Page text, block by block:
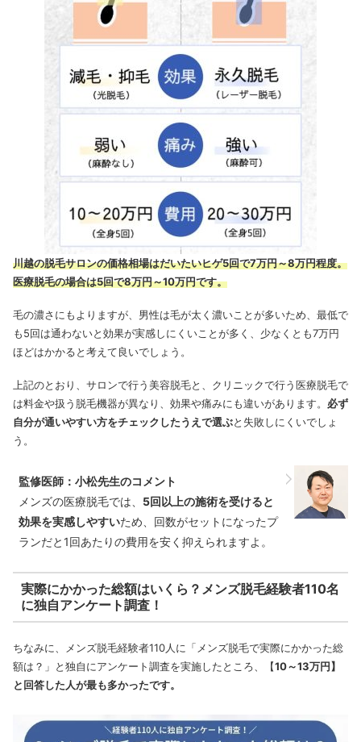
川越の脱毛サロンの価格相場はだいたいヒゲ5回で7万円～8万円程度。
医療脱毛の場合は5回で8万円～10万円です。
毛の濃さにもよりますが、男性は毛が太く濃いことが多いため、最低で
も5回は通わないと効果が実感しにくいことが多く、少なくとも7万円
ほどはかかると考えて良いでしょう。
上記のとおり、サロンで行う美容脱毛と、クリニックで行う医療脱毛で
は料金や扱う脱毛機器が異なり、効果や痛みにも違いがあります。 必ず
自分が通いやすい方をチェックしたうえで選ぶと失敗しにくいでしょ
う。
監修医師：小松先生のコメント
メンズの医療脱毛では、 5回以上の施術を受けると
効果を実感しやすいため、回数がセットになったプ
ランだと1回あたりの費用を安く抑えられますよ。
実際にかかった総額はいくら？メンズ脱毛経験者110名
に独自アンケート調査！
ちなみに、メンズ脱毛経験者110人に「メンズ脱毛で実際にかかった総
額は？」と独自にアンケート調査を実施したところ、【10～13万円】
と回答した人が最も多かったです。